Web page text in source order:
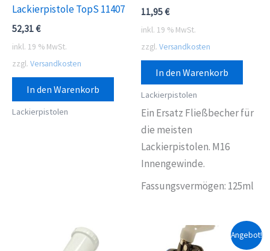
Lackierpistole TopS 11407
52,31€
inkl. 19 % MwSt.
zzgl. Versandkosten
In den Warenkorb
Lackierpistolen
11,95€
inkl. 19 % MwSt.
zzgl. Versandkosten
In den Warenkorb
Lackierpistolen
Ein Ersatz Fließbecher für
die meisten
Lackierpistolen. M16
Innengewinde.
Fassungsvermögen: 125ml
Angebot!